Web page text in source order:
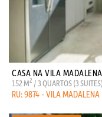
CASA NA VILA
152 M2 / 3 QUARTOS (3
RU: 9874 - VILA MADALENA